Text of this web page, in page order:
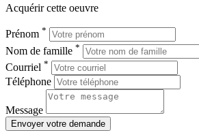
Acquérir cette oeuvre
Prénom *
Nom de famille *
Courriel *
Téléphone
Message
Envoyer votre demande